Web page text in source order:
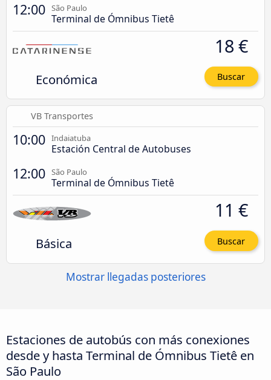
12:00 São Paulo
Terminal de Ómnibus Tietê
Económica
18 €
Buscar
VB Transportes
10:00 Indaiatuba
Estación Central de Autobuses
12:00 São Paulo
Terminal de Ómnibus Tietê
Básica
11 €
Buscar
Mostrar llegadas posteriores
Estaciones de autobús con más conexiones
desde y hasta Terminal de Ómnibus Tietê en
São Paulo